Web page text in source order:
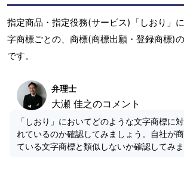
指定商品・指定役務(サービス)「しおり」
字商標ごとの、商標(商標出願・登録商標)
です。
弁理士
大瀬 佳之のコメント
「しおり」においてどのような文字商標に
れているのか確認してみましょう。自社が
ている文字商標と類似しないか確認してみま